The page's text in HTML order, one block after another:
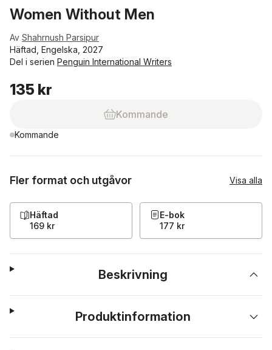
Women Without Men
Av Shahrnush Parsipur
Häftad, Engelska, 2027
Del i serien Penguin International Writers
135 kr
Kommande
Kommande
Fler format och utgåvor Visa alla
Häftad
169 kr
E-bok
177 kr
Beskrivning
Produktinformation